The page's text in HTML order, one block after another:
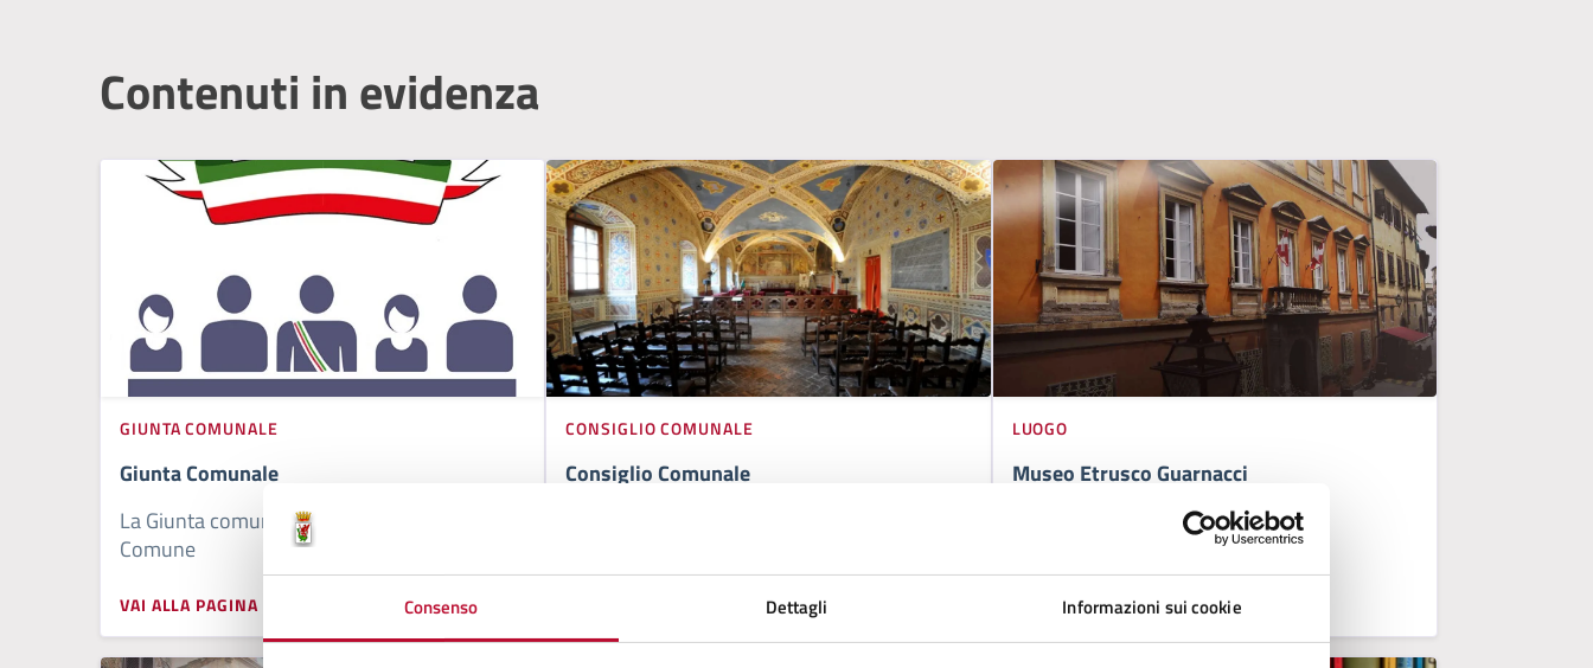
Consenso Dettagli Informazioni sui cookie
Contenuti in evidenza
GIUNTA COMUNALE
Giunta Comunale
La Giunta comunale è organo di governo del
Comune
VAI ALLA PAGINA
CONSIGLIO COMUNALE
Consiglio Comunale
LUOGO
Museo Etrusco Guarnacci
Sede del Museo Etrusco cittadino.
VAI ALLA PAGINA